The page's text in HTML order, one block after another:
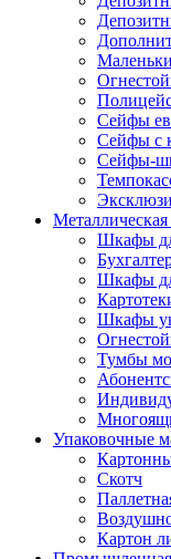
Сейфы
Сейфы с
Сейфы-
Шкафы
Шкафы
Шкафы
Тумбы
Упаковочные
Скотч
Картон